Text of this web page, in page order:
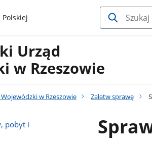
Urząd
w Rzeszowie
w Rzeszowie Załatw sprawę
pobyt i